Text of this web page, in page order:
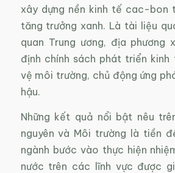
xây dựng nền kinh tế cac-bon
tăng trưởng xanh. Là tài liệu
quan Trung ương, địa phương
định chính sách phát triển
vệ môi trường, chủ động ứng
hậu.
Những kết quả nổi bật nêu
nguyên và Môi trường là tiền
ngành bước vào thực hiện
nước trên các lĩnh vực được